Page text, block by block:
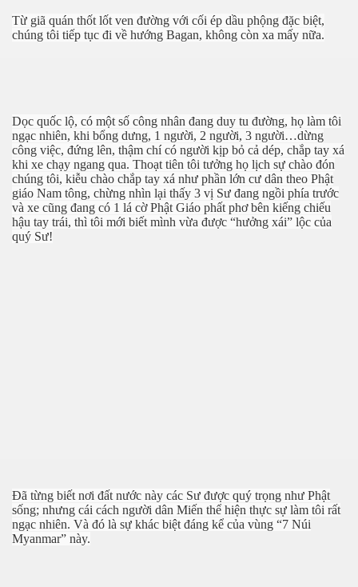
Từ giã quán thốt lốt ven đường với cối ép dầu phộng đặc biệt,
chúng tôi tiếp tục đi về hướng Bagan, không còn xa mấy nữa.
Dọc quốc lộ, có một số công nhân đang duy tu đường, họ làm tôi
ngạc nhiên, khi bổng dưng, 1 người, 2 người, 3 người…dừng
công việc, đứng lên, thậm chí có người kịp bỏ cả dép, chắp tay xá
khi xe chạy ngang qua. Thoạt tiên tôi tưởng họ lịch sự chào đón
chúng tôi, kiễu chào chắp tay xá như phần lớn cư dân theo Phật
giáo Nam tông, chừng nhìn lại thấy 3 vị Sư đang ngồi phía trước
và xe cũng đang có 1 lá cờ Phật Giáo phất phơ bên kiếng chiếu
hậu tay trái, thì tôi mới biết mình vừa được “hưởng xái” lộc của
quý Sư!
Đã từng biết nơi đất nước này các Sư được quý trọng như Phật
sống; nhưng cái cách người dân Miến thể hiện thực sự làm tôi rất
ngạc nhiên. Và đó là sự khác biệt đáng kể của vùng “7 Núi
Myanmar” này.